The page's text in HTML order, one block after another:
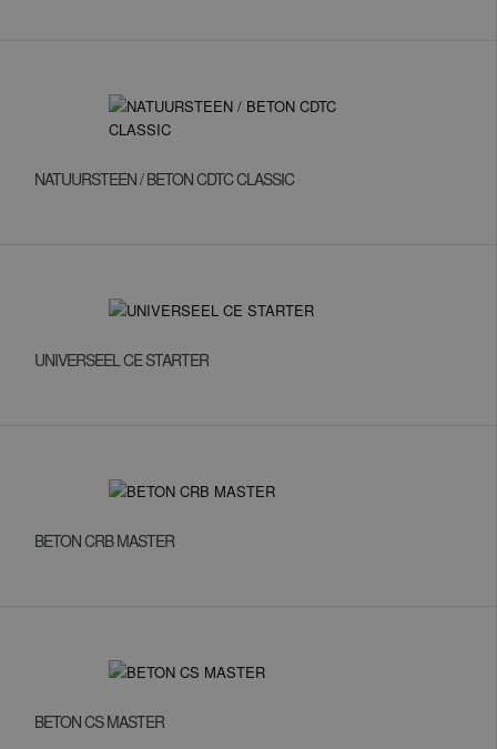
NATUURSTEEN / BETON CDTC CLASSIC
UNIVERSEEL CE STARTER
BETON CRB MASTER
BETON CS MASTER